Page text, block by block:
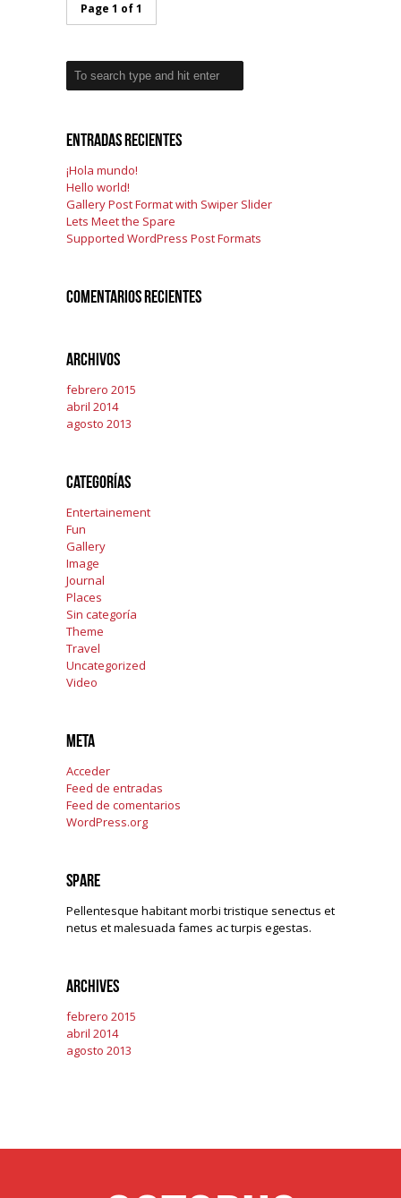
Page 1 of 1
Entradas recientes
¡Hola mundo!
Hello world!
Gallery Post Format with Swiper Slider
Lets Meet the Spare
Supported WordPress Post Formats
Comentarios recientes
Archivos
febrero 2015
abril 2014
agosto 2013
Categorías
Entertainement
Fun
Gallery
Image
Journal
Places
Sin categoría
Theme
Travel
Uncategorized
Video
Meta
Acceder
Feed de entradas
Feed de comentarios
WordPress.org
Spare
Pellentesque habitant morbi tristique senectus et
netus et malesuada fames ac turpis egestas.
Archives
febrero 2015
abril 2014
agosto 2013